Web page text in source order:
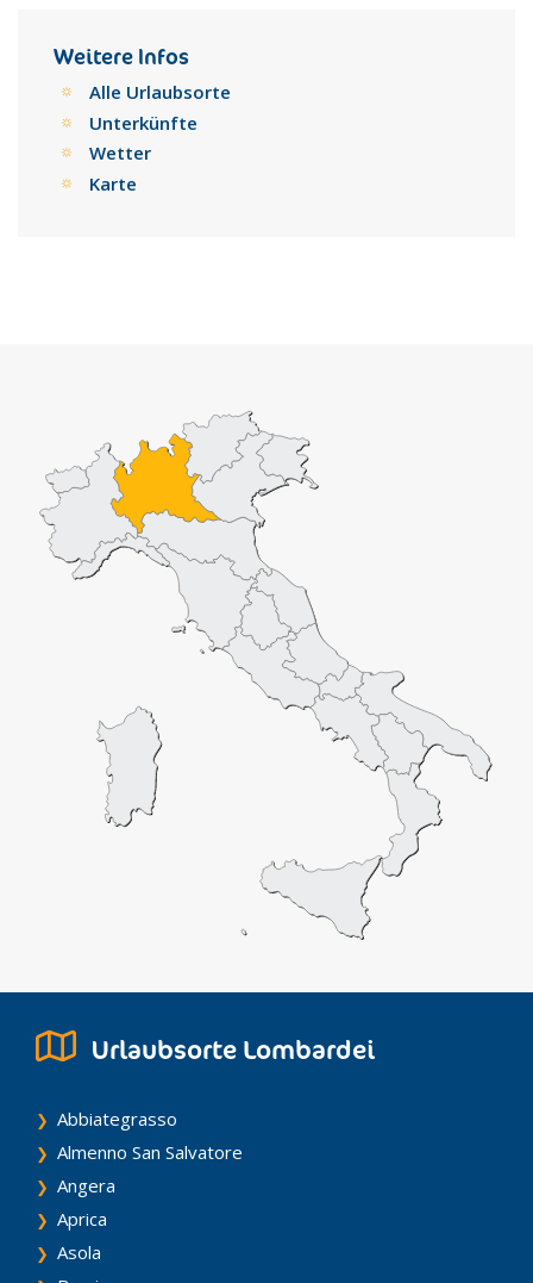
Weitere Infos
Alle Urlaubsorte
Unterkünfte
Wetter
Karte
Urlaubsorte Lombardei
Abbiategrasso
Almenno San Salvatore
Angera
Aprica
Asola